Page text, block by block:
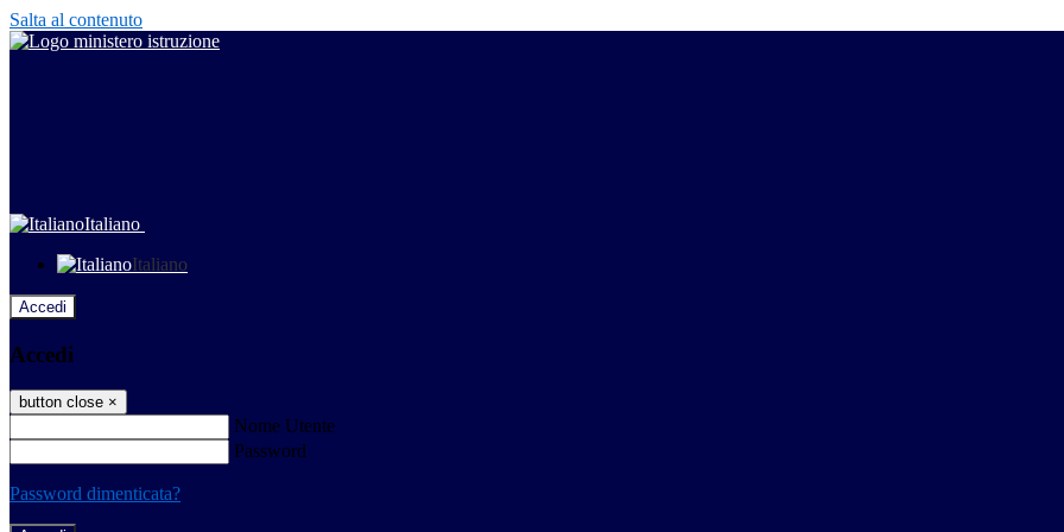
Salta al contenuto
Italiano
Italiano
Accedi
Accedi
button close ×
Nome Utente
Password
Password dimenticata?